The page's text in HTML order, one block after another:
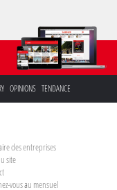
OPINIONS TENDANCE
des entreprises
site
vous au mensuel